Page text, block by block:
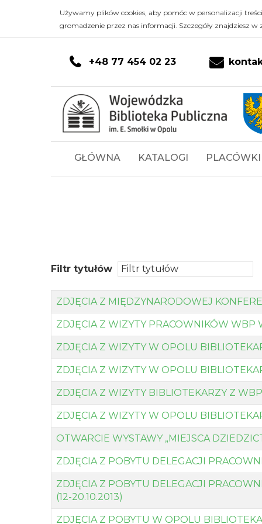
Fotorelacje
-
Wojewódzka
Biblioteka
Publiczna
Emanuela
Używamy plików cookies, aby pomóc w personalizacji
gromadzenie przez nas informacji. Szczegóły znajdziesz w
+48 77 454 02 23
Menu
główne
GŁÓWNA KATALOGI PLACÓWKI
Filtr tytułów
ZDJĘCIA Z MIĘDZYNARODOWEJ
ZDJĘCIA Z WIZYTY PRACOWNIKÓW WBP
ZDJĘCIA Z WIZYTY W OPOLU
ZDJĘCIA Z WIZYTY W OPOLU
ZDJĘCIA Z WIZYTY BIBLIOTEKARZY Z
ZDJĘCIA Z WIZYTY W OPOLU
OTWARCIE WYSTAWY „MIEJSCA
ZDJĘCIA Z POBYTU DELEGACJI
ZDJĘCIA Z POBYTU DELEGACJI
(12-20.10.2013)
ZDJĘCIA Z POBYTU W OPOLU